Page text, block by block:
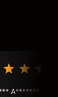
A*******